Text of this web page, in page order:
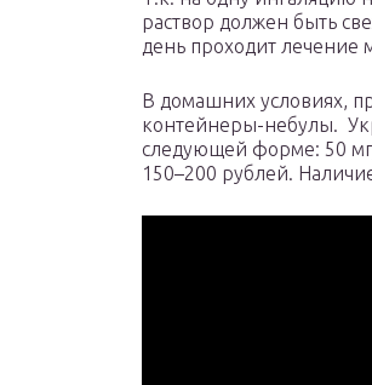
раствор должен быть
день проходит лечение
В домашних условиях,
контейнеры-небулы.
следующей форме: 50
150–200 рублей.